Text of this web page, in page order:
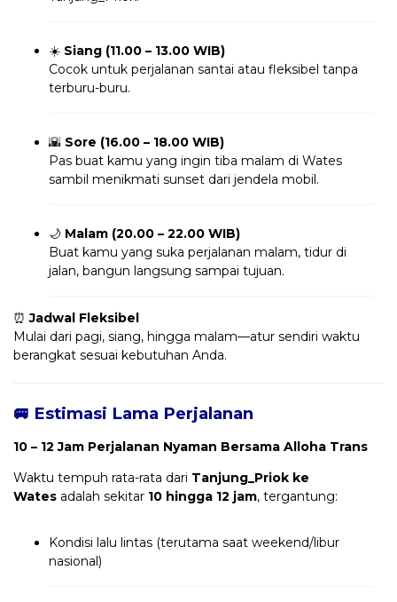
☀️ Siang (11.00 – 13.00 WIB)
Cocok untuk perjalanan santai atau fleksibel tanpa
terburu-buru.
🌇 Sore (16.00 – 18.00 WIB)
Pas buat kamu yang ingin tiba malam di Wates
sambil menikmati sunset dari jendela mobil.
🌙 Malam (20.00 – 22.00 WIB)
Buat kamu yang suka perjalanan malam, tidur di
jalan, bangun langsung sampai tujuan.
⏰Jadwal Fleksibel
Mulai dari pagi, siang, hingga malam—atur sendiri waktu
berangkat sesuai kebutuhan Anda.
🚐 Estimasi Lama Perjalanan
10 – 12 Jam Perjalanan Nyaman Bersama Alloha Trans
Waktu tempuh rata-rata dari Tanjung_Priok ke
Wates adalah sekitar 10 hingga 12 jam, tergantung:
Kondisi lalu lintas (terutama saat weekend/libur
nasional)